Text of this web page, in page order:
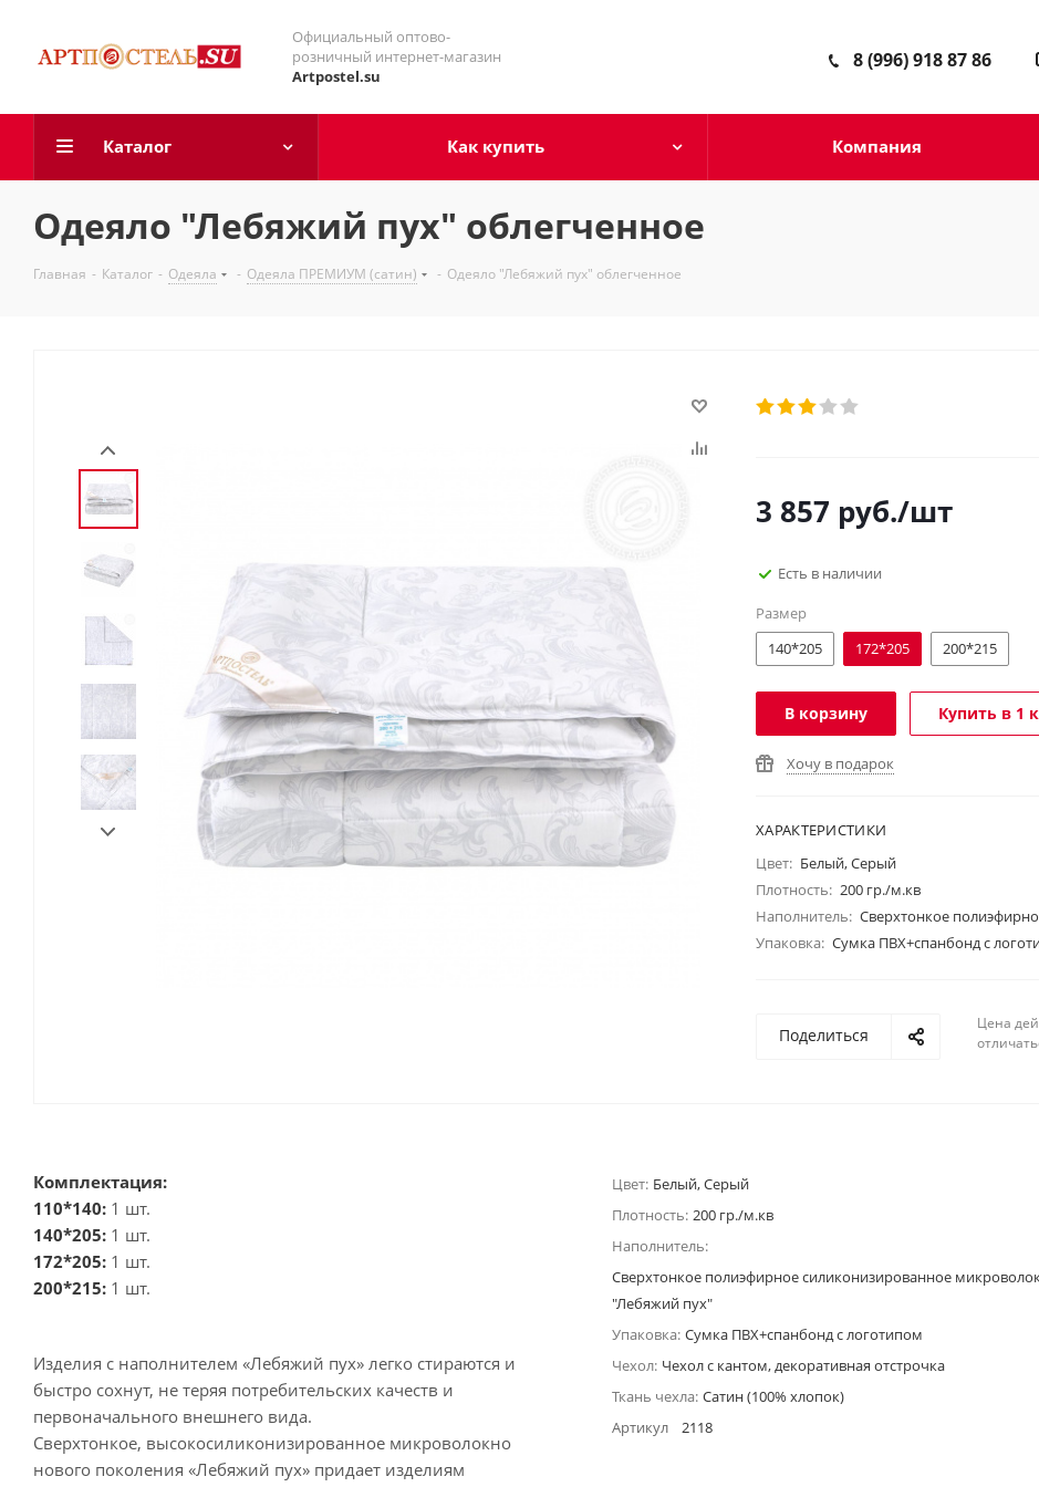
Официальный оптово-
розничный интернет-магазин
Artpostel.su
8 (996) 918 87 86
Каталог Как купить Компания
Одеяло "Лебяжий пух" облегченное
Главная - Каталог - Одеяла - Одеяла ПРЕМИУМ (сатин) - Одеяло "Лебяжий пух" облегченное
3 857 руб./шт
Есть в наличии
Размер
140*205
172*205 200*215
В корзину Купить в 1
Хочу в подарок
ХАРАКТЕРИСТИКИ
Цвет: Белый, Серый
Плотность: 200 гр./м.кв
Наполнитель: Сверхтонкое
Упаковка: Сумка ПВХ+спанбонд с
Поделиться
Цена
Комплектация:
110*140: 1 шт.
140*205: 1 шт.
172*205: 1 шт.
200*215: 1 шт.
Изделия с наполнителем «Лебяжий пух» легко стираются и
быстро сохнут, не теряя потребительских качеств и
первоначального внешнего вида.
Сверхтонкое, высокосиликонизированное микроволокно
нового поколения «Лебяжий пух» придает изделиям
Цвет: Белый, Серый
Плотность: 200 гр./м.кв
Наполнитель:
Сверхтонкое полиэфирное силиконизированное
"Лебяжий пух"
Упаковка: Сумка ПВХ+спанбонд с логотипом
Чехол: Чехол с кантом, декоративная отстрочка
Ткань чехла: Сатин (100% хлопок)
Артикул
2118